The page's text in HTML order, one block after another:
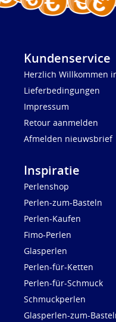
Kundenservice
Herzlich Willkommen
Lieferbedingungen
Impressum
Retour aanmelden
Afmelden nieuwsbrief
Inspiratie
Perlenshop
Perlen-zum-Basteln
Perlen-Kaufen
Fimo-Perlen
Glasperlen
Perlen-für-Ketten
Perlen-für-Schmuck
Schmuckperlen
Glasperlen-zum-